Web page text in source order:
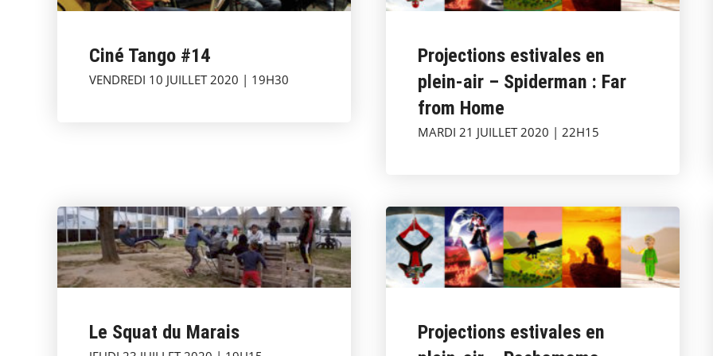
Ciné Tango #14
VENDREDI 10 JUILLET 2020 | 19H30
Projections estivales en
plein-air – Spiderman : Far
from Home
MARDI 21 JUILLET 2020 | 22H15
Le Squat du Marais
Projections estivales en